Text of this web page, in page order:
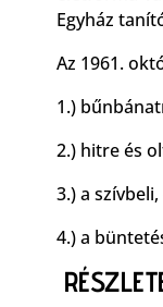
Egyház
Az 1961.
1.)
2.) hitre és
3.) a
4.) a